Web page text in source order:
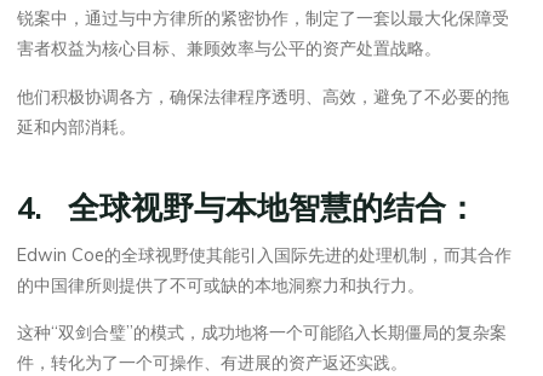
锐案中，通过与中方律所的紧密协作，制定了一套以最大化保障受
害者权益为核心目标、兼顾效率与公平的资产处置战略。
他们积极协调各方，确保法律程序透明、高效，避免了不必要的拖
延和内部消耗。
4. 全球视野与本地智慧的结合：
Edwin Coe的全球视野使其能引入国际先进的处理机制，而其合作
的中国律所则提供了不可或缺的本地洞察力和执行力。
这种“双剑合璧”的模式，成功地将一个可能陷入长期僵局的复杂案
件，转化为了一个可操作、有进展的资产返还实践。